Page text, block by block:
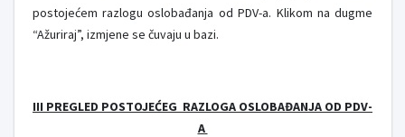
postojećem razlogu oslobađanja od PDV-a. Klikom na dugme
“Ažuriraj”, izmjene se čuvaju u bazi.
III PREGLED POSTOJEĆEG RAZLOGA OSLOBAĐANJA OD PDV-
A